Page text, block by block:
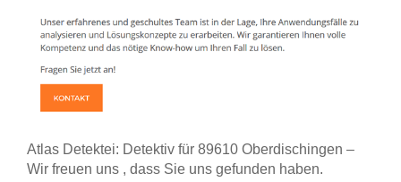
Atlas Detektei: Detektiv für 89610 Oberdischingen –
Wir freuen uns , dass Sie uns gefunden haben.